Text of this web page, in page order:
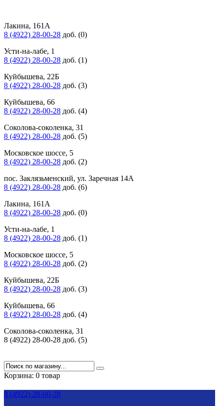
Лакина, 161А
8 (4922) 28-00-28 доб. (0)
Усти-на-лабе, 1
8 (4922) 28-00-28 доб. (1)
Куйбышева, 22Б
8 (4922) 28-00-28 доб. (3)
Куйбышева, 66
8 (4922) 28-00-28 доб. (4)
Соколова-соколенка, 31
8 (4922) 28-00-28 доб. (5)
Московское шоссе, 5
8 (4922) 28-00-28 доб. (2)
пос. Заклязьменский, ул. Заречная 14А
8 (4922) 28-00-28 доб. (6)
Лакина, 161А
8 (4922) 28-00-28 доб. (0)
Усти-на-лабе, 1
8 (4922) 28-00-28 доб. (1)
Московское шоссе, 5
8 (4922) 28-00-28 доб. (2)
Куйбышева, 22Б
8 (4922) 28-00-28 доб. (3)
Куйбышева, 66
8 (4922) 28-00-28 доб. (4)
Соколова-соколенка, 31
8 (4922) 28-00-28 доб. (5)
Корзина: 0 товар
8 (4922) 28-00-28